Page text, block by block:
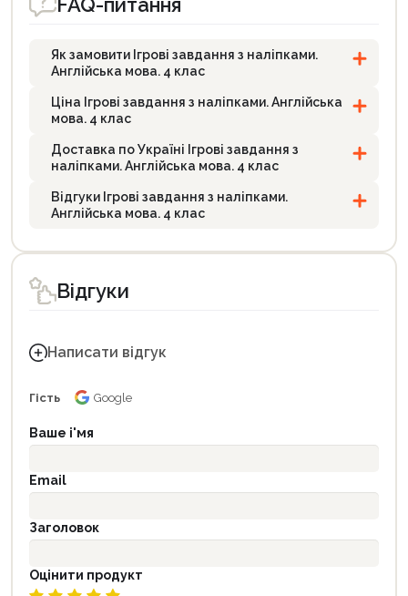
Як замовити Ігрові завдання з наліпками.
Англійська мова. 4 клас
Ціна Ігрові завдання з наліпками. Англійська
мова. 4 клас
Доставка по Україні Ігрові завдання з
наліпками. Англійська мова. 4 клас
Відгуки Ігрові завдання з наліпками.
Англійська мова. 4 клас
Відгуки
Написати відгук
Гість Google
Ваше і'мя
Email
Заголовок
Оцінити продукт